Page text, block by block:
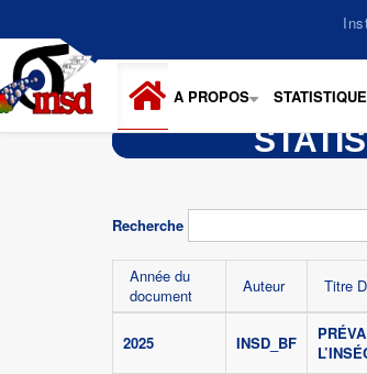
contenu
principal
+
A PROPOS
Recherche
Année du
document
Auteur Titre
2025 INSD_BF